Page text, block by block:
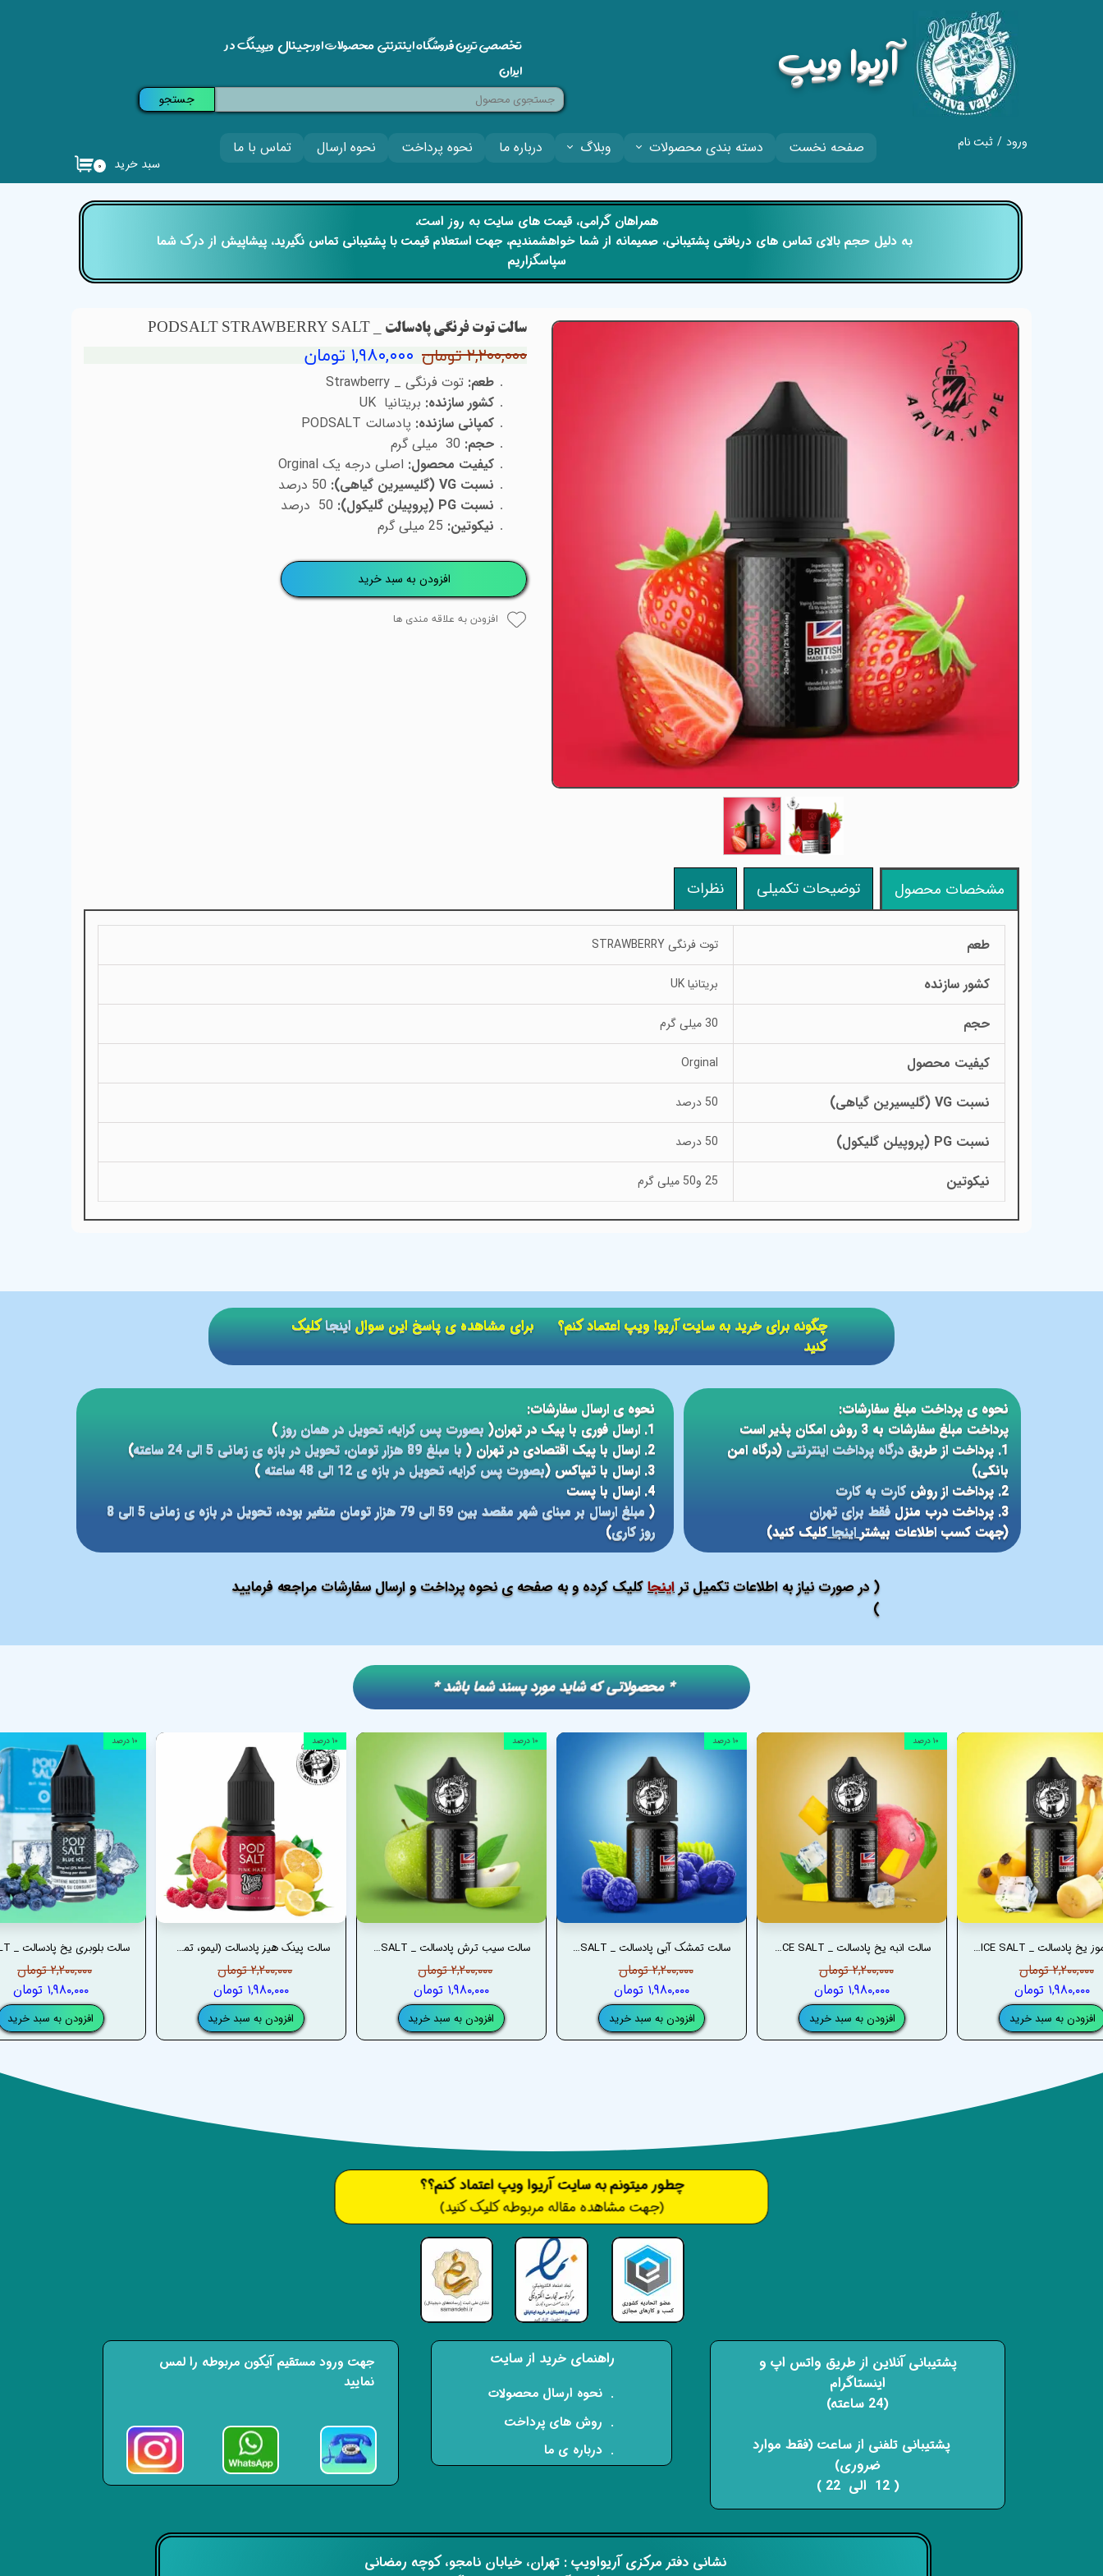
صفحه نخست دسته بندی محصولات وبلاگ درباره ما نحوه پرداخت نحوه ارسال تماس با ما ورود / ثبت نام
تغییر گذر واژه
خروج از حساب
کاربری
​آریوا ویپ
۰ سبد خرید
تخصصی ترین فروشگاه اینترنتی محصولات اورجینال ویپینگ در
ایران
جستجو
سالت توت فرنگی پادسالت _ PODSALT STRAWBERRY SALT
۲,۲۰۰,۰۰۰ تومان ۱,۹۸۰,۰۰۰ تومان
طعم: توت فرنگی _ Strawberry
کشور سازنده: بریتانیا UK
کمپانی سازنده: پادسالت PODSALT
حجم:
کیفیت محصول: اصلی درجه یک Orginal
نسبت VG
(گلیسیرین گیاهی): 50 درصد
نسبت PG
(پروپیلن گلیکول): 50 درصد
نیکوتین:
افزودن به سبد خرید
افزودن به علاقه مندی ها
مشخصات محصول توضیحات تکمیلی نظرات
طعم توت فرنگی STRAWBERRY
کشور سازنده بریتانیا UK
حجم 30 میلی گرم
کیفیت محصول Orginal
نسبت VG (گلیسیرین گیاهی) 50 درصد
نسبت PG (پروپیلن گلیکول) 50 درصد
نیکوتین 25 و50 میلی گرم
​​همراهان گرامی، قیمت های سایت به روز است،
​​​​​​​ به دلیل حجم بالای تماس های دریافتی پشتیبانی، صمیمانه از شما خواهشمندیم، جهت استعلام قیمت با پشتیبانی تماس نگیرید، پیشاپیش از درک شما
سپاسگزاریم
( در صورت نیاز به اطلاعات تکمیل تراینجاکلیک کرده و به صفحه ی نحوه پرداخت و ارسال سفارشات مراجعه فرمایید
)
نحوه ی پرداخت مبلغ سفارشات:
پرداخت مبلغ سفارشات به 3 روش امکان پذیر است
1. پرداخت از طریق
درگاه پرداخت اینترنتی(درگاه امن
بانکی)
2. پرداخت از روش
کارت به کارت
3. پرداخت درب منزل
فقط برای تهران
(جهت کسب اطلاعات بیشتر اینجا کلیک کنید)
نحوه ی ارسال سفارشات:
1. ارسال فوری با پیک در تهران(
بصورت پس کرایه، تحویل در همان روز)
2. ارسال با پیک اقتصادی در تهران (
با مبلغ 89 هزار تومان، تحویل در بازه ی زمانی 5 الی 24 ساعته
)
3. ارسال با تیپاکس (
بصورت پس کرایه، تحویل در بازه ی 12 الی 48 ساعته
)
4. ارسال با پست
(
مبلغ ارسال بر مبنای شهر مقصد بین 59 الی 79 هزار تومان متغیر بوده، تحویل در بازه ی زمانی 5 الی 8
روز کاری)
​​چگونه برای خرید به سایت آریوا ویپ اعتماد کنم؟ برای مشاهده ی پاسخ این سوالاینجاکلیک
کنید
۲,۲۰۰,۰۰۰ تومان
۱,۹۸۰,۰۰۰ تومان
افزودن به سبد خرید
۱۰ درصد
سالت پینک هیز پادسالت (لیمو، تمشک، پرتقال خونی) _ PODSALT PINK HAZE SALT
۲,۲۰۰,۰۰۰ تومان
۱,۹۸۰,۰۰۰ تومان
افزودن به سبد خرید
۱۰ درصد
سالت سیب ترش پادسالت _ PODSALT APPLE SALT
۲,۲۰۰,۰۰۰ تومان
۱,۹۸۰,۰۰۰ تومان
افزودن به سبد خرید
۱۰ درصد
سالت تمشک آبی پادسالت _ PODSALT BLUE RASPBERRY SALT
۲,۲۰۰,۰۰۰ تومان
۱,۹۸۰,۰۰۰ تومان
افزودن به سبد خرید
۱۰ درصد
سالت انبه یخ پادسالت _ PODSALT MANGO ICE SALT
۲,۲۰۰,۰۰۰ تومان
۱,۹۸۰,۰۰۰ تومان
افزودن به سبد خرید
۱۰ درصد
سالت موز یخ پادسالت _ PODSALT BANANA ICE SALT
۲,۲۰۰,۰۰۰ تومان
۱,۹۸۰,۰۰۰ تومان
افزودن به سبد خرید
​​* محصولاتی که شاید مورد پسند شما باشد *
​​نشانی دفتر مرکزی آریواویپ : تهران، خیابان نامجو،کوچه رمضانی
​​​چطور میتونم به سایت آریوا ویپ اعتماد کنم؟؟
(جهت مشاهده مقاله مربوطه کلیک کنید)
راهنمای خرید از سایت
​. نحوه ارسال محصولات
. روش های پرداخت
. درباره ی ما
پشتیبانی آنلاین از طریق واتس اپ و
اینستاگرام
(24 ساعته)
​​​​​​​ پشتیبانی تلفنی از ساعت (فقط موارد
ضروری)
( 12 الی 22 ) ​​​​​​​
جهت ورود مستقیم آیکون مربوطه را لمس
نمایید